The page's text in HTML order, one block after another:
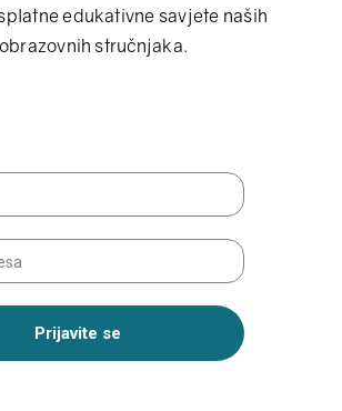
edukativne savjete naših
obrazovnih stručnjaka.